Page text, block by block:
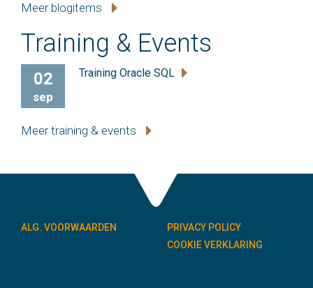
Meer blogitems
Training & Events
02
sep
Training Oracle SQL
Meer training & events
ALG. VOORWAARDEN
PRIVACY POLICY
COOKIE VERKLARING